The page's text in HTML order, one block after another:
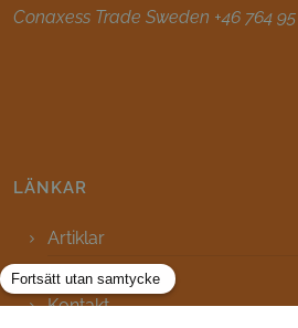
Conaxess Trade Sweden +46 764
LÄNKAR
Artiklar
FAQ
Kontakt